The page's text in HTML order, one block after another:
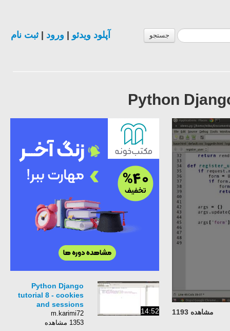
جستجو آپلود ویدئو ورود |ثبت نام
Python
مشاهده 1193 14:52
Python Django
tutorial 8 - cookies
and sessions
m.karimi72
1353 مشاهده